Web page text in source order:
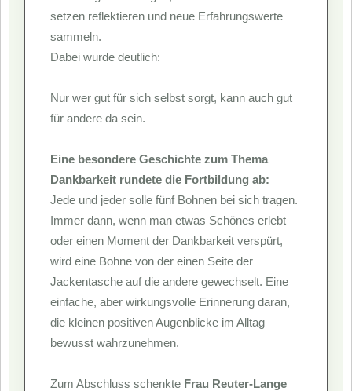
setzen reflektieren und neue Erfahrungswerte
sammeln.
Dabei wurde deutlich:
Nur wer gut für sich selbst sorgt, kann auch gut
für andere da sein.
Eine besondere Geschichte zum Thema
Dankbarkeit rundete die Fortbildung ab:
Jede und jeder solle fünf Bohnen bei sich tragen.
Immer dann, wenn man etwas Schönes erlebt
oder einen Moment der Dankbarkeit verspürt,
wird eine Bohne von der einen Seite der
Jackentasche auf die andere gewechselt. Eine
einfache, aber wirkungsvolle Erinnerung daran,
die kleinen positiven Augenblicke im Alltag
bewusst wahrzunehmen.
Zum Abschluss schenkte Frau Reuter-Lange